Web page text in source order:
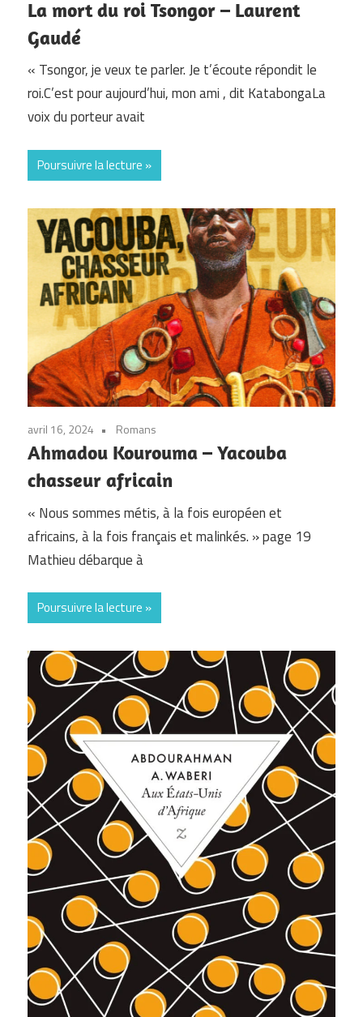
La mort du roi Tsongor – Laurent
Gaudé
« Tsongor, je veux te parler. Je t’écoute répondit le
roi.C’est pour aujourd’hui, mon ami , dit KatabongaLa
voix du porteur avait
Poursuivre la lecture
avril 16, 2024 Romans
Ahmadou Kourouma – Yacouba
chasseur africain
« Nous sommes métis, à la fois européen et
africains, à la fois français et malinkés. » page 19
Mathieu débarque à
Poursuivre la lecture